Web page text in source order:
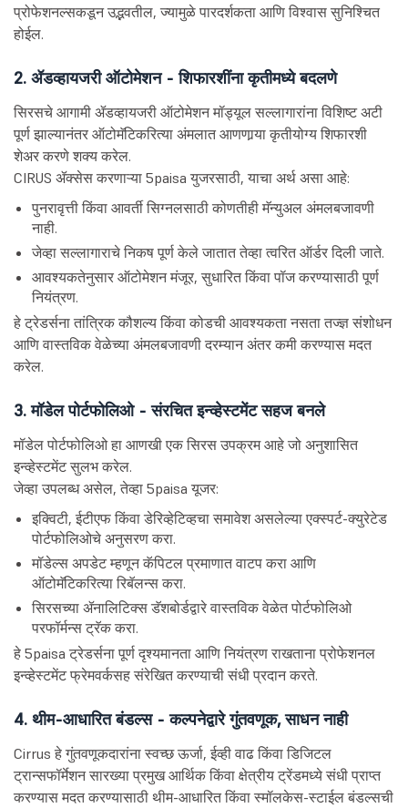
प्रोफेशनल्सकडून उद्भवतील, ज्यामुळे पारदर्शकता आणि विश्वास सुनिश्चित
होईल.
2. ॲडव्हायजरी ऑटोमेशन - शिफारशींना कृतीमध्ये बदलणे
सिरसचे आगामी ॲडव्हायजरी ऑटोमेशन मॉड्यूल सल्लागारांना विशिष्ट अटी
पूर्ण झाल्यानंतर ऑटोमॅटिकरित्या अंमलात आणणार्‍या कृतीयोग्य शिफारशी
शेअर करणे शक्य करेल.
CIRUS ॲक्सेस करणाऱ्या 5paisa युजरसाठी, याचा अर्थ असा आहे:
पुनरावृत्ती किंवा आवर्ती सिग्नलसाठी कोणतीही मॅन्युअल अंमलबजावणी
नाही.
जेव्हा सल्लागाराचे निकष पूर्ण केले जातात तेव्हा त्वरित ऑर्डर दिली जाते.
आवश्यकतेनुसार ऑटोमेशन मंजूर, सुधारित किंवा पॉज करण्यासाठी पूर्ण
नियंत्रण.
हे ट्रेडर्सना तांत्रिक कौशल्य किंवा कोडची आवश्यकता नसता तज्ज्ञ संशोधन
आणि वास्तविक वेळेच्या अंमलबजावणी दरम्यान अंतर कमी करण्यास मदत
करेल.
3. मॉडेल पोर्टफोलिओ - संरचित इन्व्हेस्टमेंट सहज बनले
मॉडेल पोर्टफोलिओ हा आणखी एक सिरस उपक्रम आहे जो अनुशासित
इन्व्हेस्टमेंट सुलभ करेल.
जेव्हा उपलब्ध असेल, तेव्हा 5paisa यूजर:
इक्विटी, ईटीएफ किंवा डेरिव्हेटिव्हचा समावेश असलेल्या एक्स्पर्ट-क्युरेटेड
पोर्टफोलिओचे अनुसरण करा.
मॉडेल्स अपडेट म्हणून कॅपिटल प्रमाणात वाटप करा आणि
ऑटोमॅटिकरित्या रिबॅलन्स करा.
सिरसच्या ॲनालिटिक्स डॅशबोर्डद्वारे वास्तविक वेळेत पोर्टफोलिओ
परफॉर्मन्स ट्रॅक करा.
हे 5paisa ट्रेडर्सना पूर्ण दृश्यमानता आणि नियंत्रण राखताना प्रोफेशनल
इन्व्हेस्टमेंट फ्रेमवर्कसह संरेखित करण्याची संधी प्रदान करते.
4. थीम-आधारित बंडल्स - कल्पनेद्वारे गुंतवणूक, साधन नाही
Cirrus हे गुंतवणूकदारांना स्वच्छ ऊर्जा, ईव्ही वाढ किंवा डिजिटल
ट्रान्सफॉर्मेशन सारख्या प्रमुख आर्थिक किंवा क्षेत्रीय ट्रेंडमध्ये संधी प्राप्त
करण्यास मदत करण्यासाठी थीम-आधारित किंवा स्मॉलकेस-स्टाईल बंडल्सची